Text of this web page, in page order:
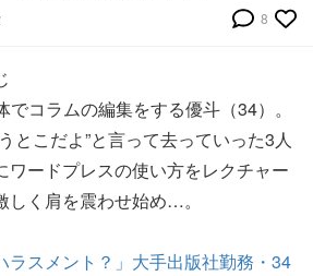
8
コラムの編集をする優斗（34）。
とこだよ”と言って去っていった3人
ワードプレスの使い方をレクチャー
しく肩を震わせ始め…。
ラスメント？」大手出版社勤務・34